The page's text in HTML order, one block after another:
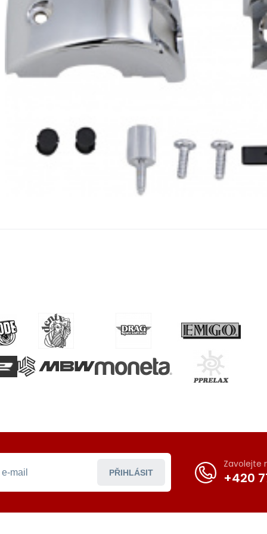
PŘIHLÁSIT
Zavolejte
+420